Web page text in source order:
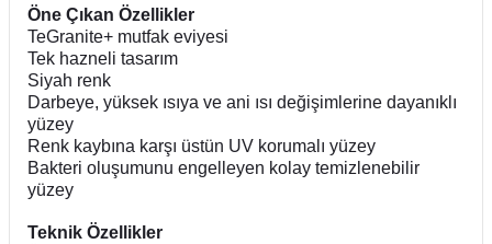
Öne Çıkan Özellikler
TeGranite+ mutfak eviyesi
Tek hazneli tasarım
Siyah renk
Darbeye, yüksek ısıya ve ani ısı değişimlerine dayanıklı
yüzey
Renk kaybına karşı üstün UV korumalı yüzey
Bakteri oluşumunu engelleyen kolay temizlenebilir
yüzey
Teknik Özellikler